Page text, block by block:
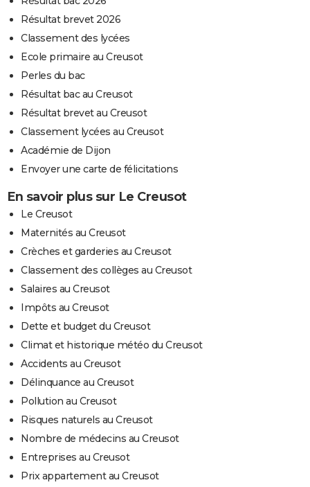
Résultat brevet 2026
Classement des lycées
Ecole primaire au Creusot
Perles du bac
Résultat bac au Creusot
Résultat brevet au Creusot
Classement lycées au Creusot
Académie de Dijon
Envoyer une carte de félicitations
En savoir plus sur Le Creusot
Le Creusot
Maternités au Creusot
Crèches et garderies au Creusot
Classement des collèges au Creusot
Salaires au Creusot
Impôts au Creusot
Dette et budget du Creusot
Climat et historique météo du Creusot
Accidents au Creusot
Délinquance au Creusot
Pollution au Creusot
Risques naturels au Creusot
Nombre de médecins au Creusot
Entreprises au Creusot
Prix appartement au Creusot